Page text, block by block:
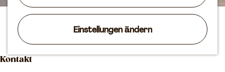
Einstellungen ändern
m
De Lingehoeve
Kontakt